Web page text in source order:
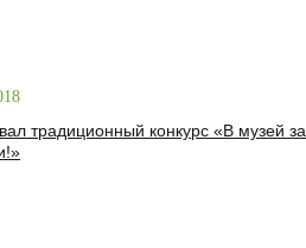
традиционный конкурс «В музей за